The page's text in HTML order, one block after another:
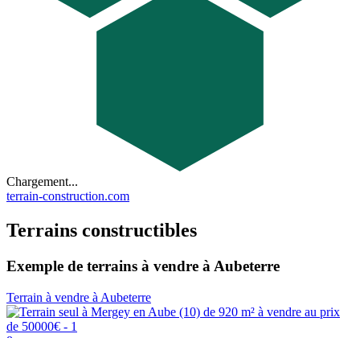
Chargement...
terrain-construction.com
Terrains constructibles
Exemple de terrains à vendre à Aubeterre
Terrain à vendre à Aubeterre